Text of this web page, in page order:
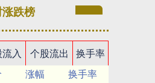
跌榜
入 个股流出
换手率
涨幅
换手率